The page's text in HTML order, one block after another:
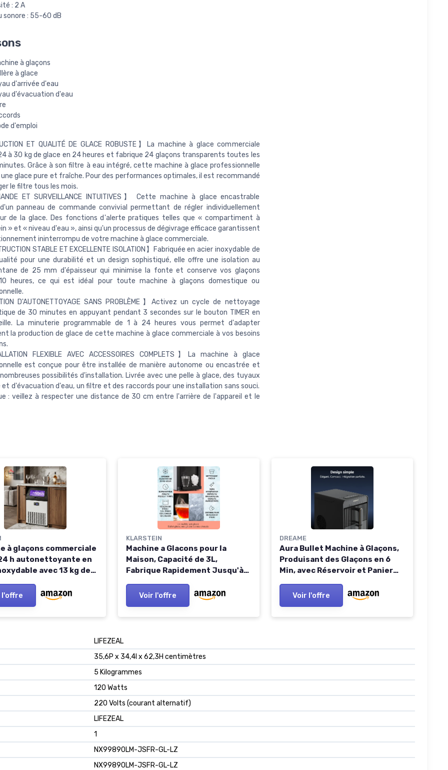
: 2 A
sonore : 55-60 dB
à glaçons
à glace
d'arrivée d'eau
d'évacuation d'eau
d'emploi
ET QUALITÉ DE GLACE ROBUSTE】La machine à glace commerciale
à 30 kg de glace en 24 heures et fabrique 24 glaçons transparents toutes les
Grâce à son filtre à eau intégré, cette machine à glace professionnelle
glace pure et fraîche. Pour des performances optimales, il est recommandé
le filtre tous les mois.
ET SURVEILLANCE INTUITIVES】 Cette machine à glace encastrable
panneau de commande convivial permettant de régler individuellement
de la glace. Des fonctions d'alerte pratiques telles que « compartiment à
» et « niveau d'eau », ainsi qu'un processus de dégivrage efficace garantissent
ininterrompu de votre machine à glace commerciale.
STABLE ET EXCELLENTE ISOLATION】Fabriquée en acier inoxydable de
pour une durabilité et un design sophistiqué, elle offre une isolation au
de 25 mm d'épaisseur qui minimise la fonte et conserve vos glaçons
heures, ce qui est idéal pour toute machine à glaçons domestique ou
D'AUTONETTOYAGE SANS PROBLÈME】Activez un cycle de nettoyage
de 30 minutes en appuyant pendant 3 secondes sur le bouton TIMER en
La minuterie programmable de 1 à 24 heures vous permet d'adapter
la production de glace de cette machine à glace commerciale à vos besoins
FLEXIBLE AVEC ACCESSOIRES COMPLETS】La machine à glace
est conçue pour être installée de manière autonome ou encastrée et
possibilités d'installation. Livrée avec une pelle à glace, des tuyaux
et d'évacuation d'eau, un filtre et des raccords pour une installation sans souci.
: veillez à respecter une distance de 30 cm entre l'arrière de l'appareil et le
à glaçons commerciale
h autonettoyante en
avec 13 kg de
lumière LED, pelle à
bar, bureau,
l'offre
KLARSTEIN
Machine a Glacons pour la
Maison, Capacité de 3L,
Fabrique Rapidement Jusqu'à
Grands Glaçons en Forme
Balles, Autonettoyante, Ice
Voir l'offre
DREAME
Aura Bullet Machine à Glaçons,
Produisant des Glaçons en 6
Min, avec Réservoir et Panier
Glaçons, Commande
Numérique, Éclairage LED et
Voir l'offre
LIFEZEAL
35,6P x 34,4l x 62,3H centimètres
5 Kilogrammes
120 Watts
220 Volts (courant alternatif)
LIFEZEAL
1
NX99890LM-JSFR-GL-LZ
NX99890LM-JSFR-GL-LZ